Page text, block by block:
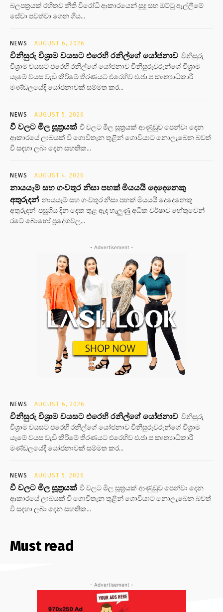
බලපත්‍රයක් රහිතව නීති විරෝධි ආකාරයෙන් සූදු සහ ඔට්ටු ඇල්ලීමේ
සේවා පවත්වා ගෙන ගිය...
NEWS AUGUST 6, 2026
විනිසුරු විශ්‍රාම වයසට එරෙහි රනිල්ගේ යෝජනාව විනිසුරු
විශ්‍රාම වයසට එරෙහි රනිල්ගේ යෝජනාව විනිසුරුවරුන්ගේ විශ්‍රාම
යෑමේ වයස වැඩි කිරීමේ තීරණයට එරෙහිව එ.ජා.ප කෘත්‍යාධිකාරී
මණ්ඩලයේදී යෝජනාවක් සම්මත කර...
NEWS AUGUST 5, 2026
වී වලට මිල සූත්‍රයක් වී වලට මිල සූත්‍රයක් ආණුඩුව පෙන්වා දෙන
ආකාරයේ ලාබයක් වී ගොවිතැන තුළින් ගොවියාට නොලැබෙන බවත්
වී සඳහා ලබා දෙන සහතික...
NEWS AUGUST 4, 2026
නායයෑම් සහ ගංවතුර නිසා පහක් මියයයි දෙදෙනෙකු
අතුරුදන් නායයෑම් සහ ගංවතුර නිසා පහක් මියයයි දෙදෙනෙකු
අතුරුදන් පසුගිය දින දෙක තුළ ඇද හැලුණු අධික වර්ෂාව හේතුවෙන්
රටේ බොහෝ ප්‍රදේශවල...
- Advertisement -
NEWS AUGUST 6, 2026
විනිසුරු විශ්‍රාම වයසට එරෙහි රනිල්ගේ යෝජනාව විනිසුරු
විශ්‍රාම වයසට එරෙහි රනිල්ගේ යෝජනාව විනිසුරුවරුන්ගේ විශ්‍රාම
යෑමේ වයස වැඩි කිරීමේ තීරණයට එරෙහිව එ.ජා.ප කෘත්‍යාධිකාරී
මණ්ඩලයේදී යෝජනාවක් සම්මත කර...
NEWS AUGUST 5, 2026
වී වලට මිල සූත්‍රයක් වී වලට මිල සූත්‍රයක් ආණුඩුව පෙන්වා දෙන
ආකාරයේ ලාබයක් වී ගොවිතැන තුළින් ගොවියාට නොලැබෙන බවත්
වී සඳහා ලබා දෙන සහතික...
Must read
- Advertisement -